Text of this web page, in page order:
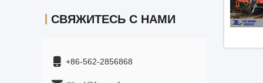
СВЯЖИТЕСЬ С НАМИ
+86-562-2856868